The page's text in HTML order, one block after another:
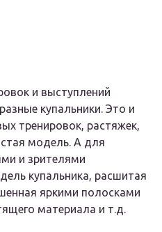
и выступлений
купальники. Это и
тренировок, растяжек,
модель. А для
и зрителями
купальника, расшитая
яркими полосками
материала и т.д.